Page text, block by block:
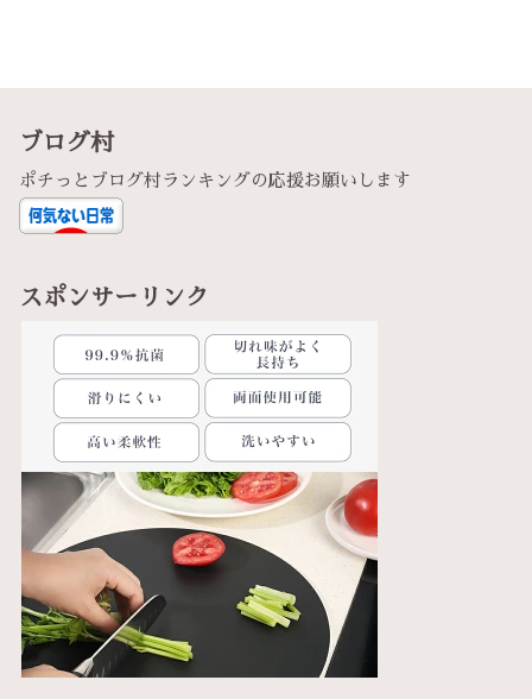
ブログ村
ポチっとブログ村ランキングの応援お願いします
スポンサーリンク